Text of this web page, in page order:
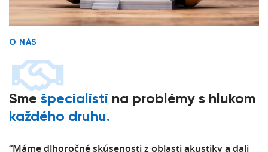
O NÁS
Sme špecialisti na problémy s hlukom
každého druhu.
“Máme dlhoročné skúsenosti z oblasti akustiky a dali